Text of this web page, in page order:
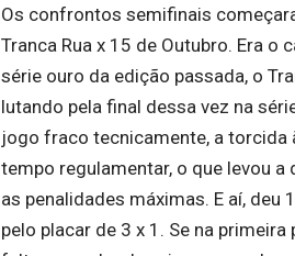
Os confrontos semifinais
Tranca Rua x 15 de Outubro. Era o
série ouro da edição passada, o
lutando pela final dessa vez na
jogo fraco tecnicamente, a torcida
tempo regulamentar, o que levou a
as penalidades máximas. E aí, deu
pelo placar de 3 x 1. Se na primeira